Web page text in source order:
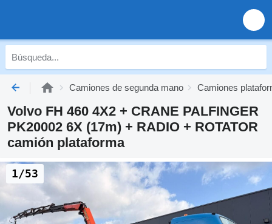
Camiones de segunda mano Camiones
Volvo FH 460 4X2 + CRANE PALFINGER
PK20002 6X (17m) + RADIO + ROTATOR
camión plataforma
1/53